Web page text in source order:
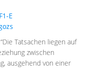
E
Tatsachen liegen auf
zwischen
ausgehend von einer